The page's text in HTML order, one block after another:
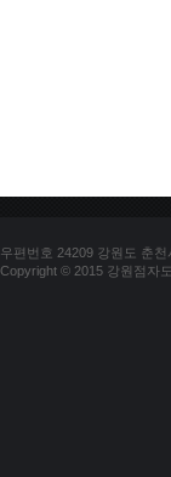
우편번호 24209 강원도 춘
Copyright © 2015 강원점자